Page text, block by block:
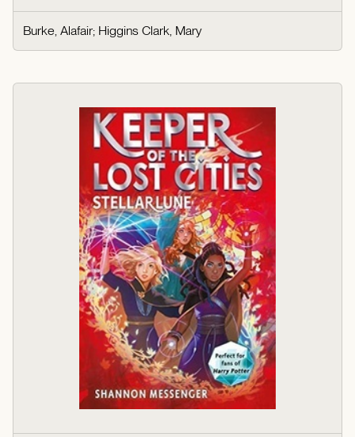
Burke, Alafair; Higgins Clark, Mary